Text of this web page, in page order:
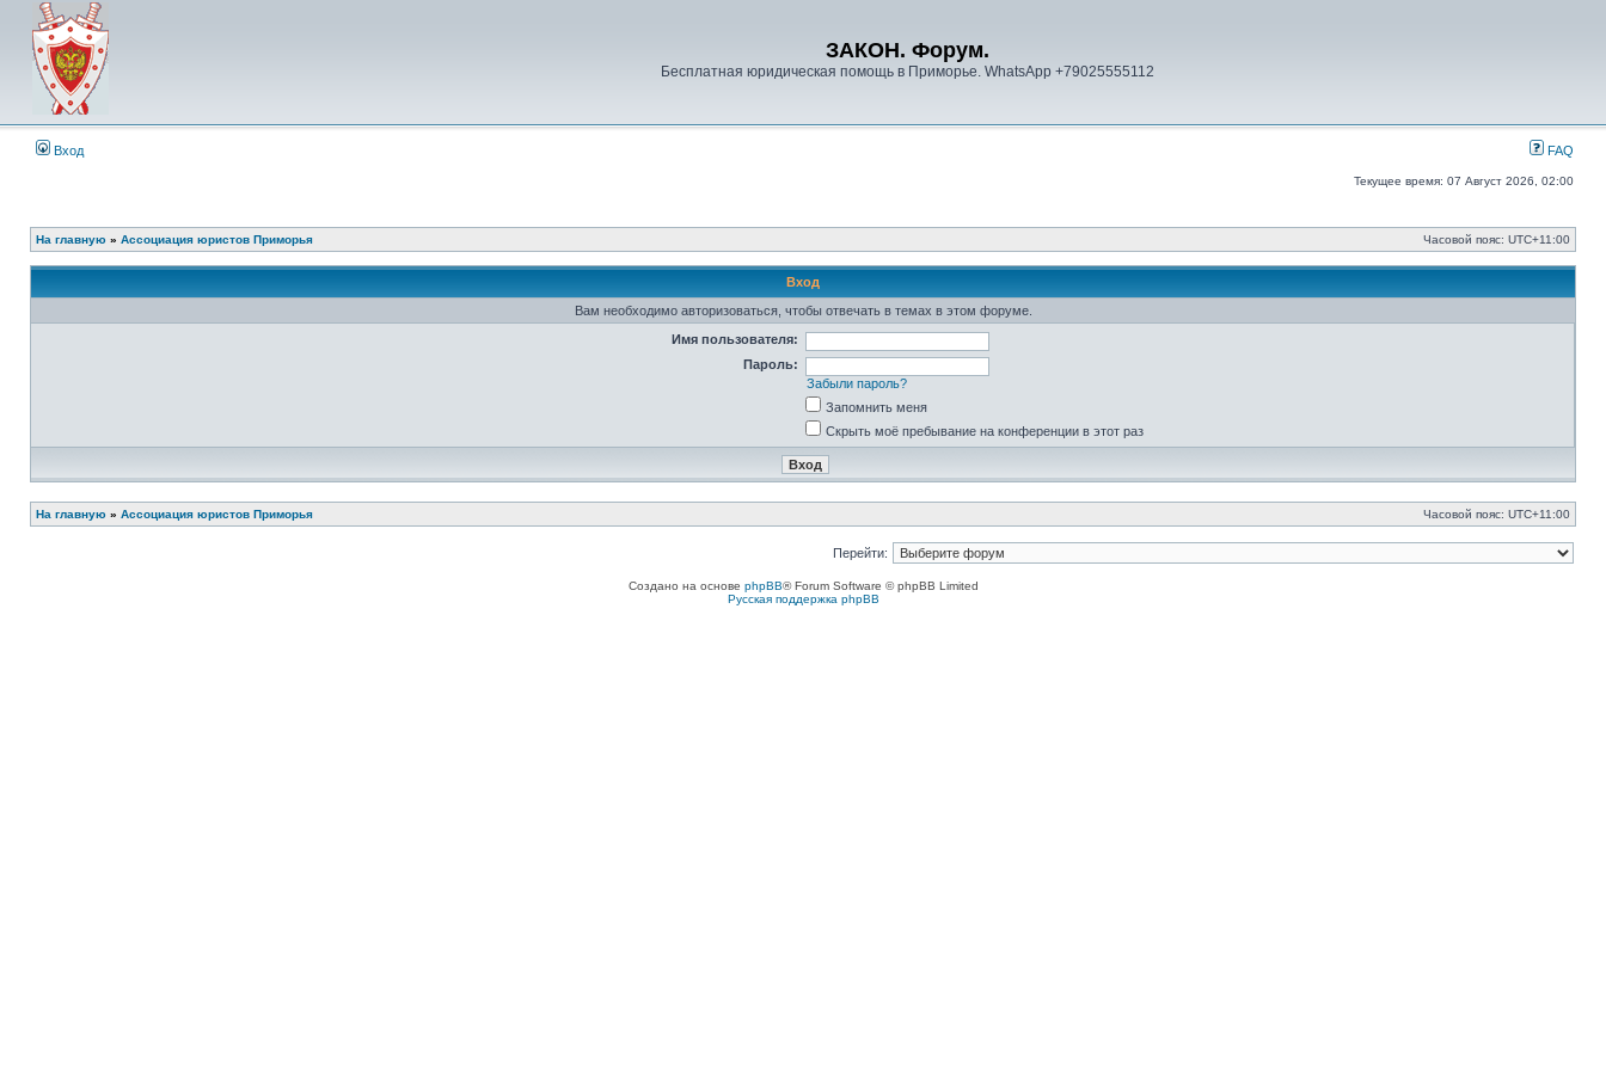
ЗАКОН. Форум.
Бесплатная юридическая помощь в Приморье. WhatsApp +79025555112
Вход FAQ
Текущее время: 07 Август 2026, 02:00
На главную » Ассоциация юристов Приморья Часовой пояс: UTC+11:00
Вход
Вам необходимо авторизоваться, чтобы отвечать в темах в этом форуме.
Имя пользователя:
Пароль:
Забыли пароль?
Запомнить меня
Скрыть моё пребывание на конференции в этот раз
На главную » Ассоциация юристов Приморья Часовой пояс: UTC+11:00
Перейти:
Создано на основе phpBB® Forum Software © phpBB Limited
Русская поддержка phpBB